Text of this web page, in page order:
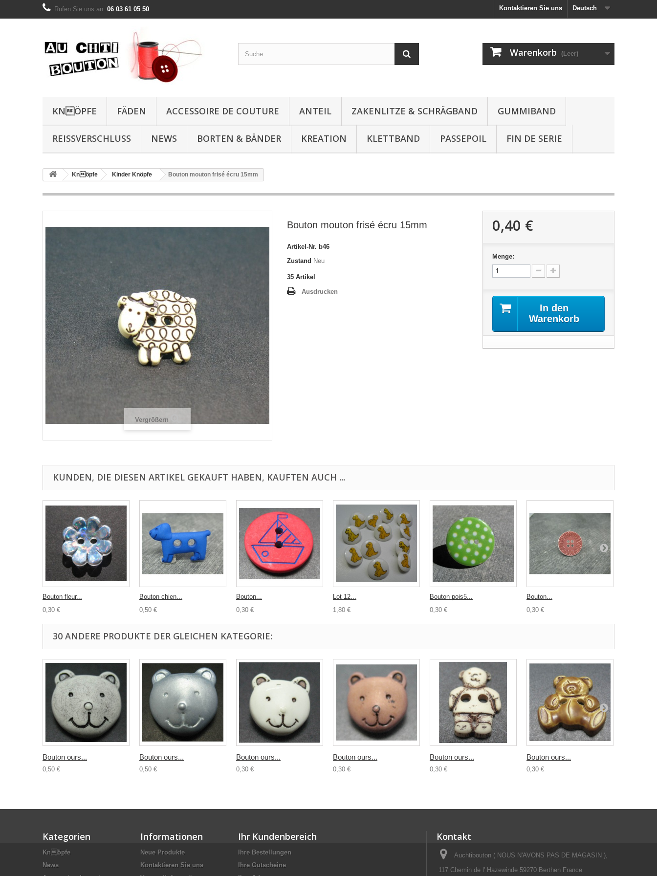
Deutsch
Kontaktieren Sie uns
Rufen Sie uns an: 06 03 61 05 50
Warenkorb (Leer)
KNÖPFE FÄDEN ACCESSOIRE DE COUTURE ANTEIL ZAKENLITZE & SCHRÄGBAND GUMMIBAND
REISSVERSCHLUSS NEWS BORTEN & BÄNDER KREATION KLETTBAND PASSEPOIL FIN DE SERIE
Knöpfe Kinder Knöpfe Bouton mouton frisé écru 15mm
Vergrößern
Bouton mouton frisé écru 15mm
Artikel-Nr. b46
Zustand Neu
35 Artikel
Ausdrucken
0,40 €
Menge:
In den
Warenkorb
KUNDEN, DIE DIESEN ARTIKEL GEKAUFT HABEN, KAUFTEN AUCH ...
Bouton fleur...
0,30 €
Bouton chien...
0,50 €
Bouton...
0,30 €
Lot 12...
1,80 €
Bouton pois5...
0,30 €
Bouton...
0,30 €
30 ANDERE PRODUKTE DER GLEICHEN KATEGORIE:
Bouton ours...
0,50 €
Bouton ours...
0,50 €
Bouton ours...
0,30 €
Bouton ours...
0,30 €
Bouton ours...
0,30 €
Bouton ours...
0,30 €
Kategorien
Knöpfe
News
Informationen
Neue Produkte
Kontaktieren Sie uns
Ihr Kundenbereich
Ihre Bestellungen
Ihre Gutscheine
Kontakt
Auchtibouton ( NOUS N'AVONS PAS DE MAGASIN ),
117 Chemin de l' Hazewinde 59270 Berthen France